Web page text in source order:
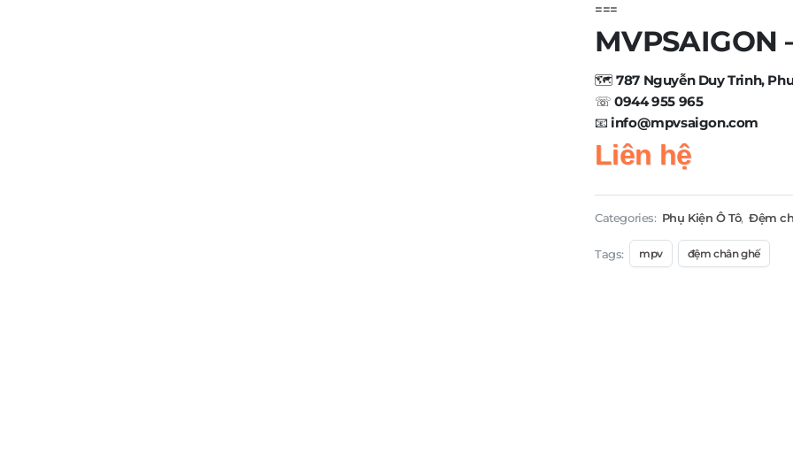
===
MVPSAIGON
🗺️787 Nguyễn Duy Trinh,
☏0944 955 965
📧info@mpvsaigon.com
Liên hệ
Categories: Phụ Kiện Ô Tô, Đệm
Tags: mpv đệm chân ghế